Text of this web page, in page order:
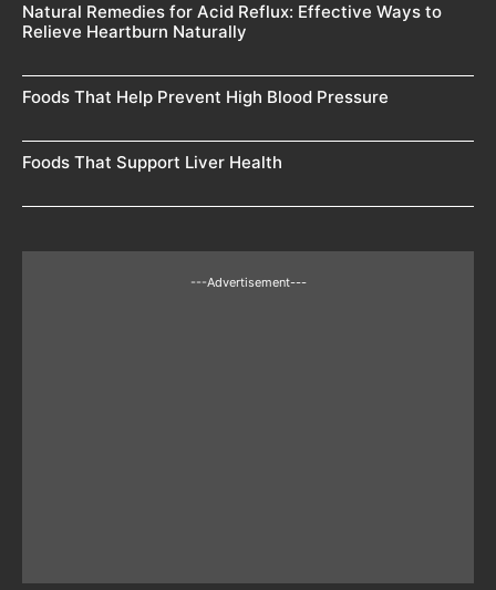
Natural Remedies for Acid Reflux: Effective Ways to
Relieve Heartburn Naturally
Foods That Help Prevent High Blood Pressure
Foods That Support Liver Health
---Advertisement---